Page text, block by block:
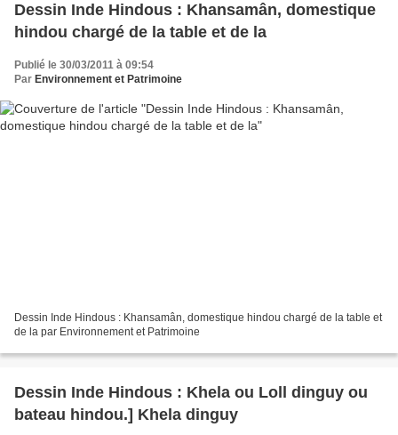
Dessin Inde Hindous : Khansamân, domestique
hindou chargé de la table et de la
Publié le 30/03/2011 à 09:54
Par Environnement et Patrimoine
Dessin Inde Hindous : Khansamân, domestique hindou chargé de la table et
de la par Environnement et Patrimoine
Dessin Inde Hindous : Khela ou Loll dinguy ou
bateau hindou.] Khela dinguy